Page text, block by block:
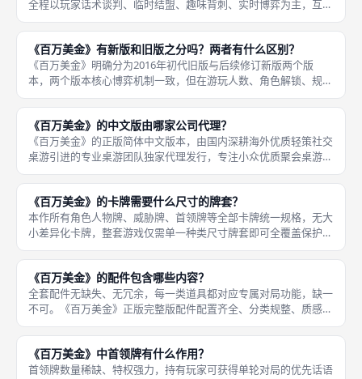
全程以玩家话术谈判、临时结盟、趣味背刺、实时博弈为主，互动
性拉满，无玩家挂机、无枯燥空窗期，全员全程参与对局。作为聚
会游戏，本作优势十分突出，上手门槛极低，新手五分钟听懂规
则，十分钟
《百万美金》有新版和旧版之分吗？两者有什么区别？
《百万美金》明确分为2016年初代旧版与后续修订新版两个版
本，两个版本核心博弈机制一致，但在游玩人数、角色解锁、规则
细节、对局平衡、配件质感五大维度存在明显差异，新版针对旧版
的诸多短板进行全方位优化，也是目前成都桌游线下聚会的主流游
玩版本，
《百万美金》的中文版由哪家公司代理？
《百万美金》的正版简体中文版本，由国内深耕海外优质轻策社交
桌游引进的专业桌游团队独家代理发行，专注小众优质聚会桌游的
本土化打磨，是国内社交谈判类桌游引进的优质厂商。本次引进的
《百万美金》中文版完整复刻海外新版全部内容，无内容删减、无
机制魔改
《百万美金》的卡牌需要什么尺寸的牌套？
本作所有角色人物牌、威胁牌、首领牌等全部卡牌统一规格，无大
小差异化卡牌，整套游戏仅需单一种类尺寸牌套即可全覆盖保护，
收纳保养相当便捷。《百万美金》全套游玩卡牌尺寸统一规整，适
配「市面主流标准常规桌游牌套尺寸」，通用性极强，无需定制特
殊尺寸，
《百万美金》的配件包含哪些内容？
全套配件无缺失、无冗余，每一类道具都对应专属对局功能，缺一
不可。《百万美金》正版完整版配件配置齐全、分类规整、质感精
良，完全适配三至九人全人数对局需求，配件耐用性强、辨识度
高，非常适配成都桌游线下高频聚会、多局连刷、新手教学的游玩
场景，开局
《百万美金》中首领牌有什么作用？
首领牌数量稀缺、特权强力，持有玩家可获得单轮对局的优先话语